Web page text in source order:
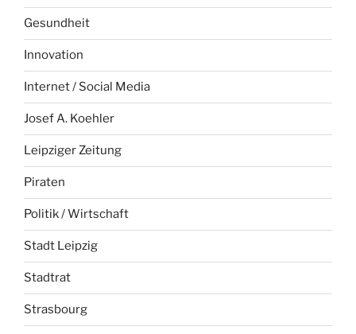
Gesundheit
Innovation
Internet / Social Media
Josef A. Koehler
Leipziger Zeitung
Piraten
Politik / Wirtschaft
Stadt Leipzig
Stadtrat
Strasbourg